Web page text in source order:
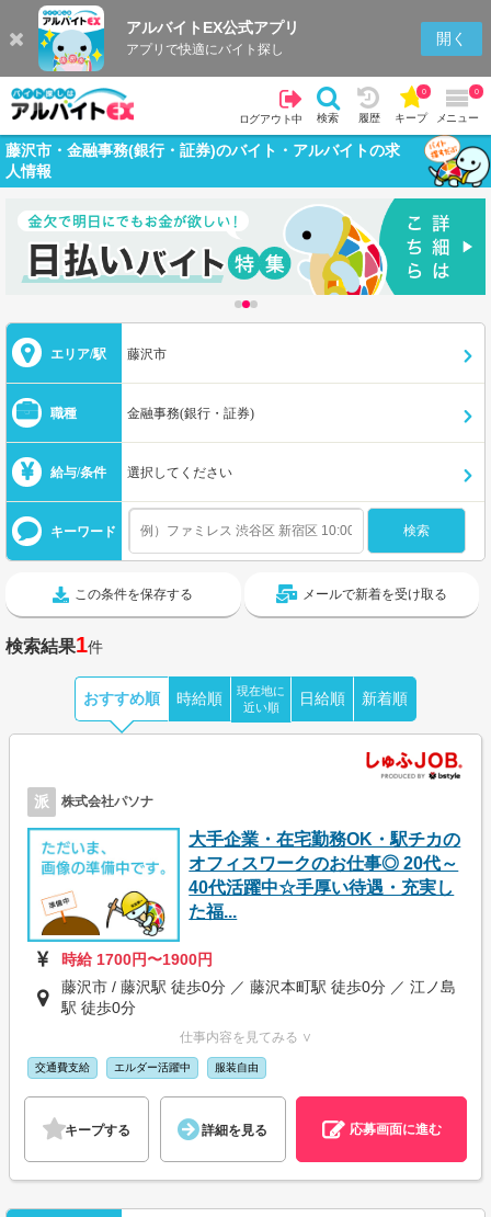
アルバイトEX公式アプリ
アプリで快適にバイト探し
開く
ログアウト中 検索 履歴 キープ
0
メニュー
0
藤沢市・金融事務(銀行・証券)のバイト・アルバイトの求
人情報
エリア/駅 藤沢市
職種 金融事務(銀行・証券)
給与/条件 選択してください
キーワード
この条件を保存する メールで新着を受け取る
検索結果1件
おすすめ順 時給順
現在地に
近い順
日給順 新着順
派 株式会社パソナ
大手企業・在宅勤務OK・駅チカの
オフィスワークのお仕事◎ 20代～
40代活躍中☆手厚い待遇・充実し
た福...
時給 1700円〜1900円
藤沢市 / 藤沢駅 徒歩0分 ／ 藤沢本町駅 徒歩0分 ／ 江ノ島
駅 徒歩0分
仕事内容を見てみる ∨
交通費支給 エルダー活躍中 服装自由
キープする 詳細を見る 応募画面に進む